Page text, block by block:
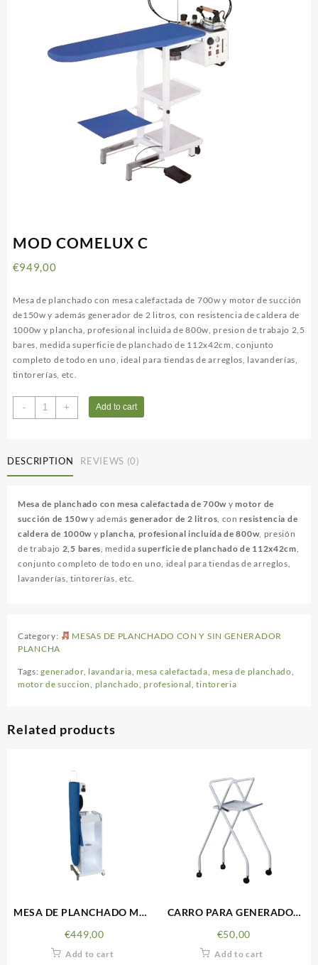
MOD COMELUX C
€949,00
Mesa de planchado con mesa calefactada de 700w y motor de succión
de150w y además generador de 2 litros, con resistencia de caldera de
1000w y plancha, profesional incluida de 800w, presion de trabajo 2,5
bares, medida superficie de planchado de 112x42cm, conjunto
completo de todo en uno, ideal para tiendas de arreglos, lavanderías,
tintorerías, etc.
-
MOD
COMELUX
+ Add to cart
DESCRIPTION REVIEWS (0)
Mesa de planchado con mesa calefactada de 700w ymotor de
succión de 150wy además generador de 2 litros , conresistencia de
caldera de 1000w yplancha, profesional incluida de 800w, presión
de trabajo 2,5 bares , medidasuperficie de planchado de 112x42cm
conjunto completo de todo en uno, ideal para tiendas de arreglos,
lavanderías, tintorerías, etc.
Category:
MESAS DE PLANCHADO CON Y SIN GENERADOR
PLANCHA
Tags:generador, lavandaria ,mesa calefactada mesa de planchado
motor de succion planchado ,profesional ,tintoreria
Related products
MESA DE PLANCHADO MOD
€449,00
Add to cart
CARRO PARA GENERADOR
€50,00
Add to cart